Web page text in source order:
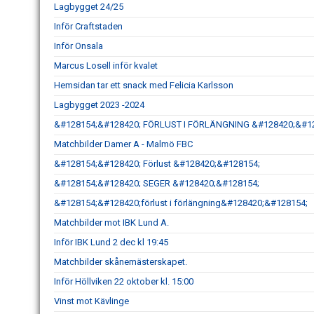
Lagbygget 24/25
Inför Craftstaden
Inför Onsala
Marcus Losell inför kvalet
Hemsidan tar ett snack med Felicia Karlsson
Lagbygget 2023 -2024
&#128154;&#128420; FÖRLUST I FÖRLÄNGNING
Matchbilder Damer A - Malmö FBC
&#128154;&#128420; Förlust &#128420;&#128154;
&#128154;&#128420; SEGER &#128420;&#128154;
&#128154;&#128420;förlust i förlängning&#128420;&#128154;
Matchbilder mot IBK Lund A.
Inför IBK Lund 2 dec kl 19:45
Matchbilder skånemästerskapet.
Inför Höllviken 22 oktober kl. 15:00
Vinst mot Kävlinge